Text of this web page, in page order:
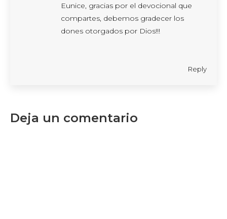
Eunice, gracias por el devocional que
compartes, debemos gradecer los
dones otorgados por Dios!!!
Reply
Deja un comentario